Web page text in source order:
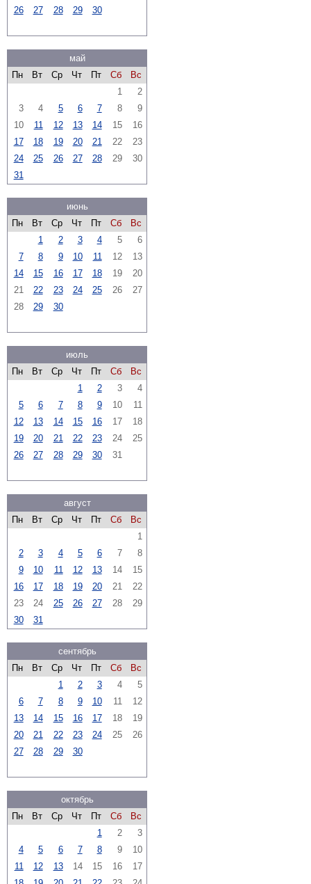
26
27 28 29 30
май
Пн
Вт Ср Чт Пт Сб
Вс
1
2
3
4 5 6 7 8
9
10
11 12 13 14 15
16
17
18 19 20 21 22
23
24
25 26 27 28 29
30
31
июнь
Пн
Вт Ср Чт Пт Сб
Вс
1
2 3 4 5
6
7
8 9 10 11 12
13
14
15 16 17 18 19
20
21
22 23 24 25 26
27
28
29 30
июль
Пн
Вт Ср Чт Пт Сб
Вс
1
2 3
4
5
6 7 8 9 10
11
12
13 14 15 16 17
18
19
20 21 22 23 24
25
26
27 28 29 30 31
август
Пн
Вт Ср Чт Пт Сб
Вс
1
2
3 4 5 6 7
8
9
10 11 12 13 14
15
16
17 18 19 20 21
22
23
24 25 26 27 28
29
30
31
сентябрь
Пн
Вт Ср Чт Пт Сб
Вс
1
2 3 4
5
6
7 8 9 10 11
12
13
14 15 16 17 18
19
20
21 22 23 24 25
26
27
28 29 30
октябрь
Пн
Вт Ср Чт Пт Сб
Вс
1
2
3
4
5 6 7 8 9
10
11
12 13 14 15 16
17